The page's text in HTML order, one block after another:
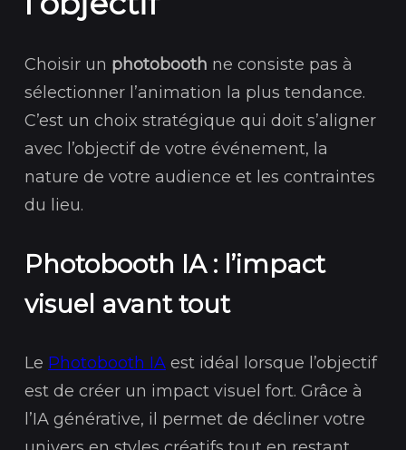
Choisir un photobooth ne consiste pas à
sélectionner l’animation la plus tendance.
C’est un choix stratégique qui doit s’aligner
avec l’objectif de votre événement, la
nature de votre audience et les contraintes
du lieu.
Photobooth IA : l’impact
visuel avant tout
Le Photobooth IA est idéal lorsque l’objectif
est de créer un impact visuel fort. Grâce à
l’IA générative, il permet de décliner votre